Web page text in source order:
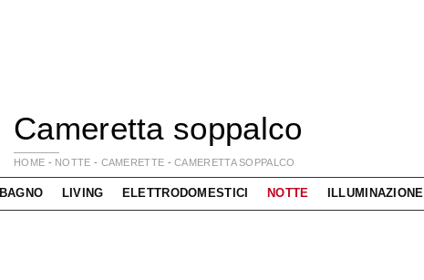
Cameretta soppalco
HOME - NOTTE - CAMERETTE -CAMERETTA SOPPALCO
BAGNO LIVING ELETTRODOMESTICI NOTTE ILLUMINAZIONE